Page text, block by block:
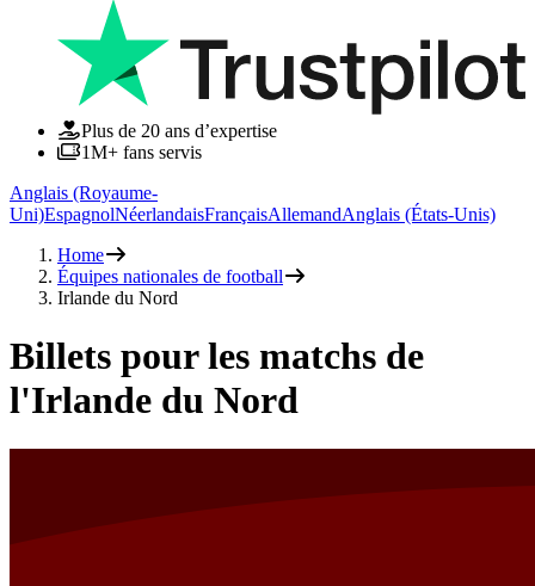
Plus de 20 ans d’expertise
1M+ fans servis
Anglais (Royaume-
Uni)EspagnolNéerlandaisFrançaisAllemandAnglais (États-Unis)
Home
Équipes nationales de football
Irlande du Nord
Billets pour les matchs de
l'Irlande du Nord